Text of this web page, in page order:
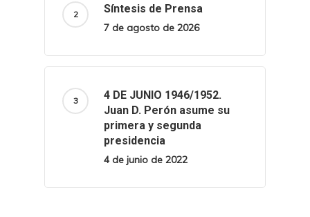
Síntesis de Prensa
7 de agosto de 2026
4 DE JUNIO 1946/1952.
Juan D. Perón asume su
primera y segunda
presidencia
4 de junio de 2022